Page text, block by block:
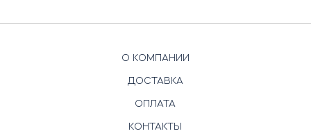
О КОМПАНИИ
ДОСТАВКА
ОПЛАТА
КОНТАКТЫ